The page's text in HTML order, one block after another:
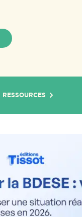
RESSOURCES